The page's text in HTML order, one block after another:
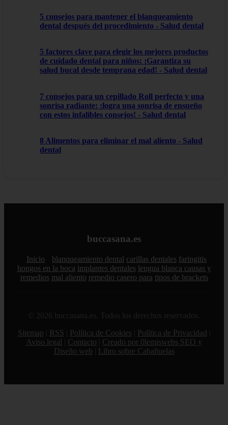
5 consejos para mantener el blanqueamiento
dental después del procedimiento - Salud dental
5 factores clave para elegir los mejores productos
de cuidado dental para niños: ¡Garantiza su
salud bucal desde temprana edad! - Salud dental
7 consejos para un cepillado Roll perfecto y una
sonrisa radiante: ¡logra una sonrisa de ensueño
con estos infalibles consejos! - Salud dental
8 Alimentos para eliminar el mal aliento - Salud
dental
buccasana.es
Inicio blanqueamiento dental carillas dentales faringitis
hongos en la boca implantes dentales lengua blanca causas y
remedios mal aliento remedio casero para tipos de brackets
© 2026 buccasana.es. Todos los derechos reservados.
Sitemap
RSS Política de Cookies Política de Privacidad
Aviso legal
Contacto
Creado por 0lemiswebs SEO y
Diseño web
Libro sobre Cabañuelas